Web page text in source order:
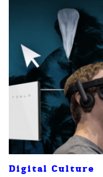
Digital Culture
SHARE